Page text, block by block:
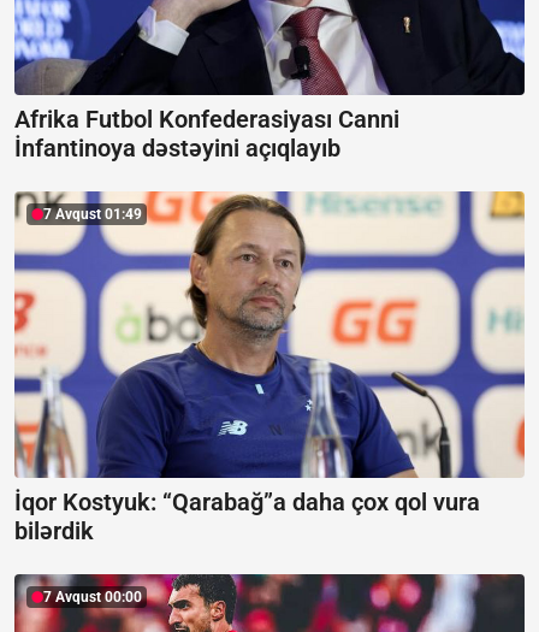
Afrika Futbol Konfederasiyası Canni
İnfantinoya dəstəyini açıqlayıb
7 Avqust 01:49
İqor Kostyuk: “Qarabağ”a daha çox qol vura
bilərdik
7 Avqust 00:00